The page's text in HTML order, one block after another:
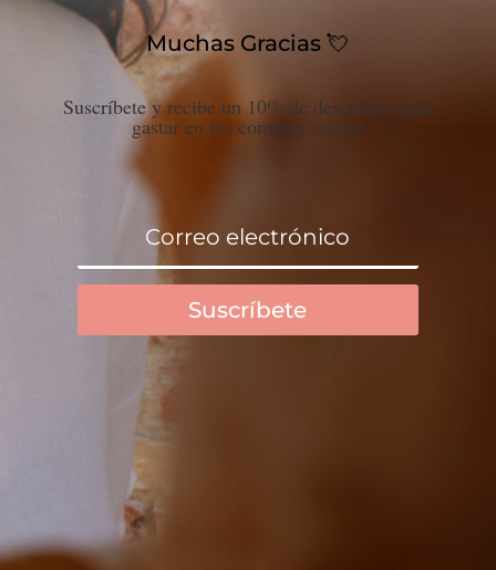
Muchas Gracias 💘
Suscríbete y recibe un 10% de descuento para
gastar en tus compras colette
Suscríbete